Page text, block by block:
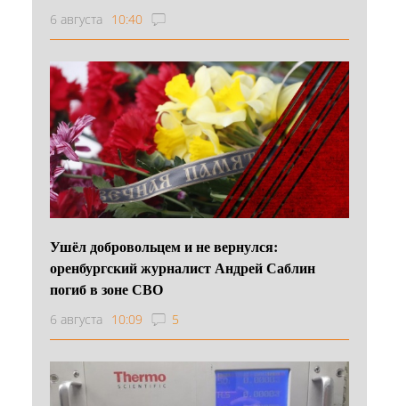
6 августа 10:40
Ушёл добровольцем и не вернулся:
оренбургский журналист Андрей Саблин
погиб в зоне СВО
6 августа 10:09 5